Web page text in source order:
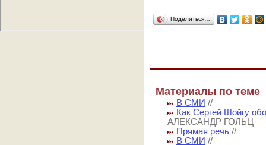
Поделиться…
Материалы по теме
В СМИ //
Как Сергей Шойгу
АЛЕКСАНДР ГОЛЬЦ
Прямая речь //
В СМИ //